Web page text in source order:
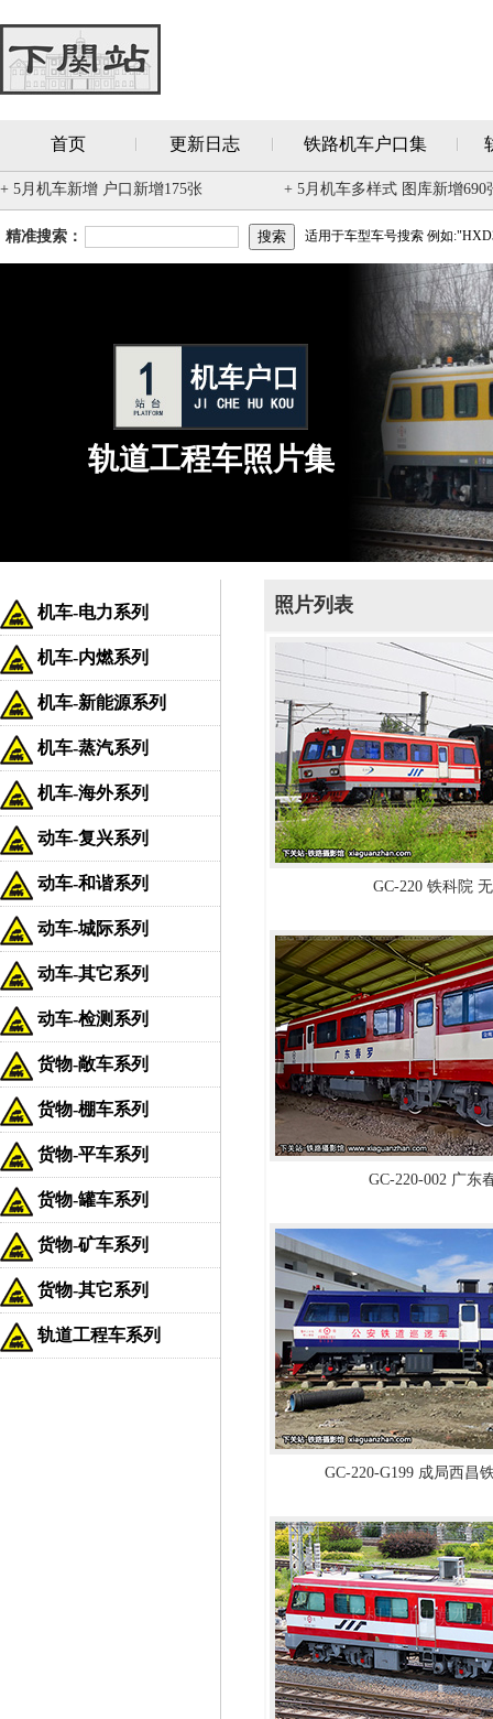
首页 更新日志 铁路机车户口集
+ 5月机车新增 户口新增175张 + 5月机车多样式 图库新增690
精准搜索： 适用于车型车号搜索 例如
轨道工程车照片集
机车-电力系列
机车-内燃系列
机车-新能源系列
机车-蒸汽系列
机车-海外系列
动车-复兴系列
动车-和谐系列
动车-城际系列
动车-其它系列
动车-检测系列
货物-敞车系列
货物-棚车系列
货物-平车系列
货物-罐车系列
货物-矿车系列
货物-其它系列
轨道工程车系列
照片列表
GC-220 铁科院
GC-220-002 广东
GC-220-G199 成局西昌